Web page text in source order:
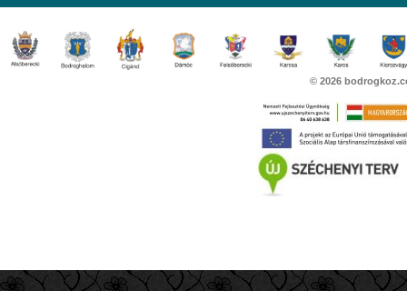
© 2026